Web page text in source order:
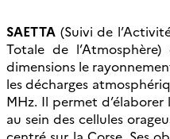
SAETTA (Suivi de
Totale de
dimensions le
les décharges
MHz. Il permet
au sein des cellules